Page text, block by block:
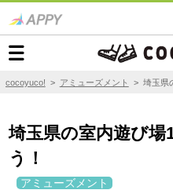
cocoyuco! > アミューズメント > 埼玉県
埼玉県の室内遊び場
う！
アミューズメント